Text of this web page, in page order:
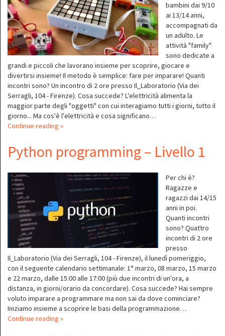
bambini dai 9/10
ai 13/14 anni,
accompagnati da
un adulto. Le
attività "family"
sono dedicate a
grandi e piccoli che lavorano insieme per scoprire, giocare e
divertirsi insieme! Il metodo è semplice: fare per imparare! Quanti
incontri sono? Un incontro di 2 ore presso Il_Laboratorio (Via dei
Serragli, 104 - Firenze). Cosa succede? L'elettricità alimenta la
maggior parte degli "oggetti" con cui interagiamo tutti i giorni, tutto il
giorno... Ma cos'è l'elettricità e cosa significano…
Continue reading »
Python programming – Livello 1
Per chi è?
Ragazze e
ragazzi dai 14/15
anni in poi.
Quanti incontri
sono? Quattro
incontri di 2 ore
presso
Il_Laboratorio (Via dei Serragli, 104 - Firenze), il lunedì pomeriggio,
con il seguente calendario settimanale: 1° marzo, 08 marzo, 15 marzo
e 22 marzo, dalle 15:00 alle 17:00 (più due incontri di un'ora, a
distanza, in giorni/orario da concordare). Cosa succede? Hai sempre
voluto imparare a programmare ma non sai da dove cominciare?
Iniziamo insieme a scoprire le basi della programmazione…
Continue reading »